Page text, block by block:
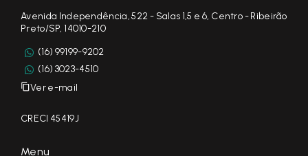
Avenida Independência, 522 - Salas 1,5 e 6, Centro - Ribeirão
Preto/SP, 14010-210
(16) 99199-9202
(16) 3023-4510
Ver e-mail
CRECI 45419J
Menu